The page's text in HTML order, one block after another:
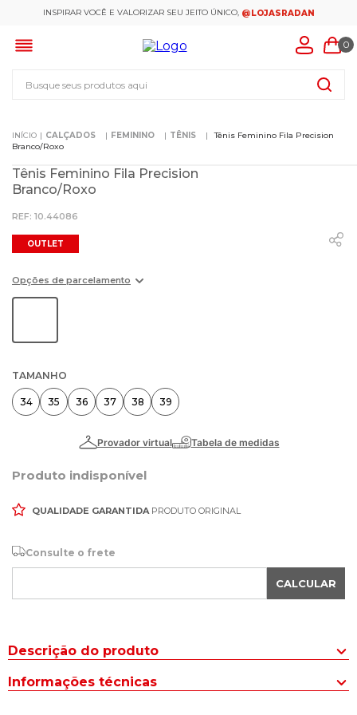
INSPIRAR VOCÊ E VALORIZAR SEU JEITO ÚNICO, @LOJASRADAN
0
CALÇADOS FEMININO TÊNIS
Tênis Feminino Fila Precision
Branco/Roxo
Tênis Feminino Fila Precision
Branco/Roxo
: 10.44086
OUTLET
Opções de parcelamento
TAMANHO
34 35 36 37 38 39
Produto indisponível
QUALIDADE GARANTIDAPRODUTO ORIGINAL
Consulte o frete
CALCULAR
Descrição do produto
O Tênis Feminino Fila Precision Branco/Roxo é a escolha ideal
para atletas iniciantes e intermediários que buscam desempenho
Informações técnicas